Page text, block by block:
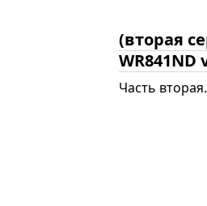
(вторая
WR841ND
Часть вторая.